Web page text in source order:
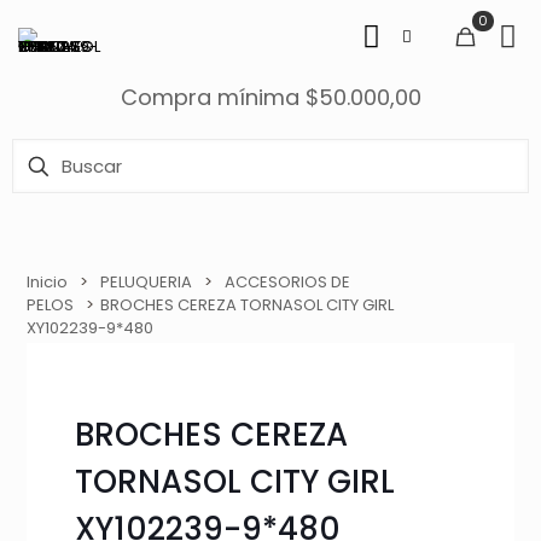
0
Compra mínima $50.000,00
Inicio > PELUQUERIA > ACCESORIOS DE
PELOS
> BROCHES CEREZA TORNASOL CITY GIRL
XY102239-9*480
BROCHES CEREZA
TORNASOL CITY GIRL
XY102239-9*480